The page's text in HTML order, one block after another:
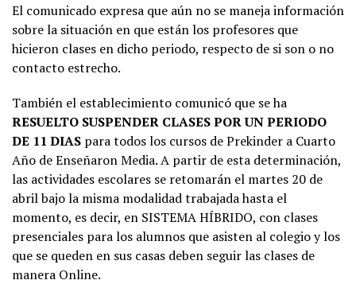
El comunicado expresa que aún no se maneja información
sobre la situación en que están los profesores que
hicieron clases en dicho periodo, respecto de si son o no
contacto estrecho.
También el establecimiento comunicó que se ha
RESUELTO SUSPENDER CLASES POR UN PERIODO
DE 11 DIAS para todos los cursos de Prekinder a Cuarto
Año de Enseñaron Media. A partir de esta determinación,
las actividades escolares se retomarán el martes 20 de
abril bajo la misma modalidad trabajada hasta el
momento, es decir, en SISTEMA HÍBRIDO, con clases
presenciales para los alumnos que asisten al colegio y los
que se queden en sus casas deben seguir las clases de
manera Online.